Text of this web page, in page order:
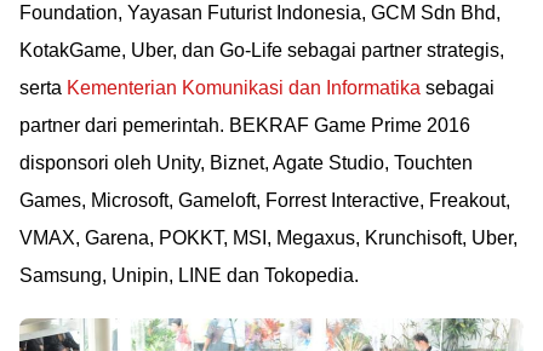
Foundation, Yayasan Futurist Indonesia, GCM Sdn Bhd,
KotakGame, Uber, dan Go-Life sebagai partner strategis,
serta Kementerian Komunikasi dan Informatika sebagai
partner dari pemerintah. BEKRAF Game Prime 2016
disponsori oleh Unity, Biznet, Agate Studio, Touchten
Games, Microsoft, Gameloft, Forrest Interactive, Freakout,
VMAX, Garena, POKKT, MSI, Megaxus, Krunchisoft, Uber,
Samsung, Unipin, LINE dan Tokopedia.